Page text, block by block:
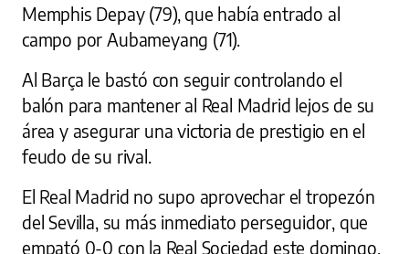
Memphis Depay (79), que había entrado al
campo por Aubameyang (71).
Al Barça le bastó con seguir controlando el
balón para mantener al Real Madrid lejos de su
área y asegurar una victoria de prestigio en el
feudo de su rival.
El Real Madrid no supo aprovechar el tropezón
del Sevilla, su más inmediato perseguidor, que
empató 0-0 con la Real Sociedad este domingo,